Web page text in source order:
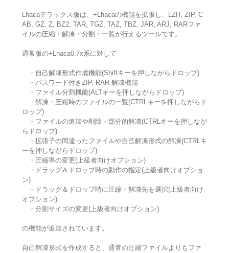
Lhacaデラックス版は、+Lhacaの機能を拡張し、LZH, ZIP, C
AB, GZ, Z, BZ2, TAR, TGZ, TAZ, TBZ, JAR, ARJ, RARファ
イルの圧縮・解凍・分割・一覧が行えるツールです。
通常版の+Lhaca0.7x系に対して
・自己解凍形式作成機能(Shiftキーを押しながらドロップ)
・パスワード付きZIP, RAR 解凍機能
・ファイル分割機能(ALTキーを押しながらドロップ)
・解凍・圧縮時のファイルの一覧(CTRLキーを押しながらド
ロップ)
・ファイルの追加や削除・部分的解凍(CTRLキーを押しなが
らドロップ)
・拡張子の間違ったファイルや自己解凍形式の解凍(CTRLキ
ーを押しながらドロップ)
・圧縮率の変更(上級者向けオプション)
・ドラッグ＆ドロップ時の動作の指定(上級者向けオプショ
ン)
・ドラッグ＆ドロップ時に圧縮・解凍先を選択(上級者向け
オプション)
・分割サイズの変更(上級者向けオプション)
の機能が追加されています。
自己解凍形式を作成すると、通常の圧縮ファイルよりもファ